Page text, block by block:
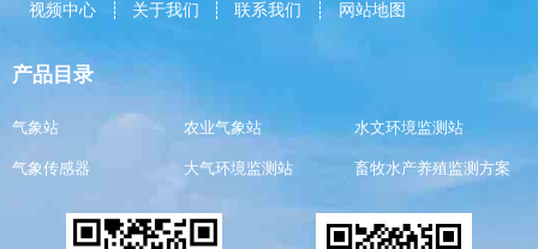
视频中心
关于我们 联系我们 网站地图
产品目录
气象站 农业气象站 水文环境监测站
气象传感器 大气环境监测站 畜牧水产养殖监测方案